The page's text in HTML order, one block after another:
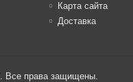
Карта сайта
Доставка
. Все права защищены.